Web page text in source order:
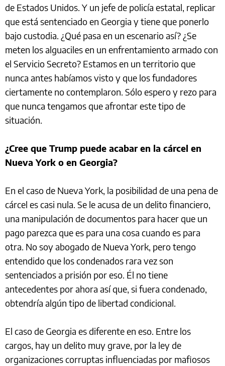
de Estados Unidos. Y un jefe de policía estatal, replicar
que está sentenciado en Georgia y tiene que ponerlo
bajo custodia. ¿Qué pasa en un escenario así? ¿Se
meten los alguaciles en un enfrentamiento armado con
el Servicio Secreto? Estamos en un territorio que
nunca antes habíamos visto y que los fundadores
ciertamente no contemplaron. Sólo espero y rezo para
que nunca tengamos que afrontar este tipo de
situación.
¿Cree que Trump puede acabar en la cárcel en
Nueva York o en Georgia?
En el caso de Nueva York, la posibilidad de una pena de
cárcel es casi nula. Se le acusa de un delito financiero,
una manipulación de documentos para hacer que un
pago parezca que es para una cosa cuando es para
otra. No soy abogado de Nueva York, pero tengo
entendido que los condenados rara vez son
sentenciados a prisión por eso. Él no tiene
antecedentes por ahora así que, si fuera condenado,
obtendría algún tipo de libertad condicional.
El caso de Georgia es diferente en eso. Entre los
cargos, hay un delito muy grave, por la ley de
organizaciones corruptas influenciadas por mafiosos